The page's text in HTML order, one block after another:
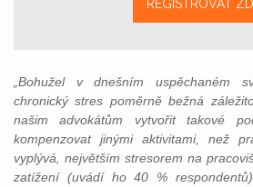
REGISTROVAT
„Bohužel v dnešním uspěchaném
chronický stres poměrně bežná
našim advokátům vytvořit takové
kompenzovat jinými aktivitami, než
vyplývá, největším stresorem na
zatížení (uvádí ho 40 %